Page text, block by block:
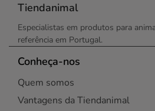
Tiendanimal
Especialistas em produtos para
referência em Portugal.
Conheça-nos
Quem somos
Vantagens da Tiendanimal